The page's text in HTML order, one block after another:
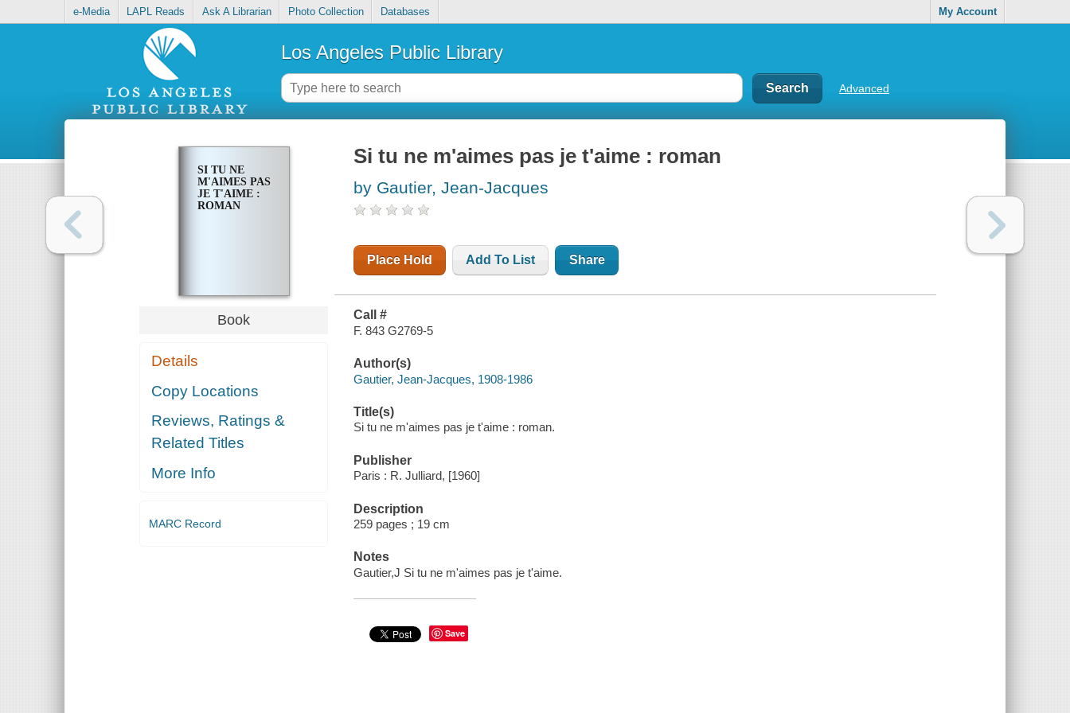
e-Media LAPL Reads Ask A Librarian Photo Collection Databases My Account
Los Angeles Public Library
Advanced
SI TU NE
M'AIMES PAS
JE T'AIME :
ROMAN
Book
Details
Copy Locations
Reviews, Ratings &
Related Titles
More Info
MARC Record
Si tu ne m'aimes pas je t'aime : roman
by Gautier, Jean-Jacques
Place Hold Add To List Share
Call #
F. 843 G2769-5
Author(s)
Gautier, Jean-Jacques, 1908-1986
Title(s)
Si tu ne m'aimes pas je t'aime : roman.
Publisher
Paris : R. Julliard, [1960]
Description
259 pages ; 19 cm
Notes
Gautier,J Si tu ne m'aimes pas je t'aime.
Save